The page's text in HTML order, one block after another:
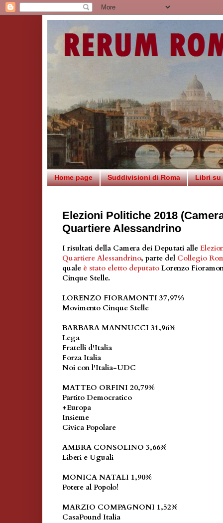
Home page Suddivisioni di Roma Libri su
Elezioni Politiche 2018
Quartiere Alessandrino
I risultati della Camera dei Deputati alle
Quartiere Alessandrino, parte del Collegio
quale è stato eletto deputato Lorenzo
Cinque Stelle.
LORENZO FIORAMONTI 37,97%
Movimento Cinque Stelle
BARBARA MANNUCCI 31,96%
Lega
Fratelli d'Italia
Forza Italia
Noi con l'Italia-UDC
MATTEO ORFINI 20,79%
Partito Democratico
+Europa
Insieme
Civica Popolare
AMBRA CONSOLINO 3,66%
Liberi e Uguali
MONICA NATALI 1,90%
Potere al Popolo!
MARZIO COMPAGNONI 1,52%
CasaPound Italia